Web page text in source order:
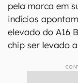
pela marca em
indícios
elevado do A16
chip ser levado